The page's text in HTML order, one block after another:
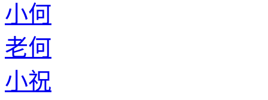
小何
老何
小祝